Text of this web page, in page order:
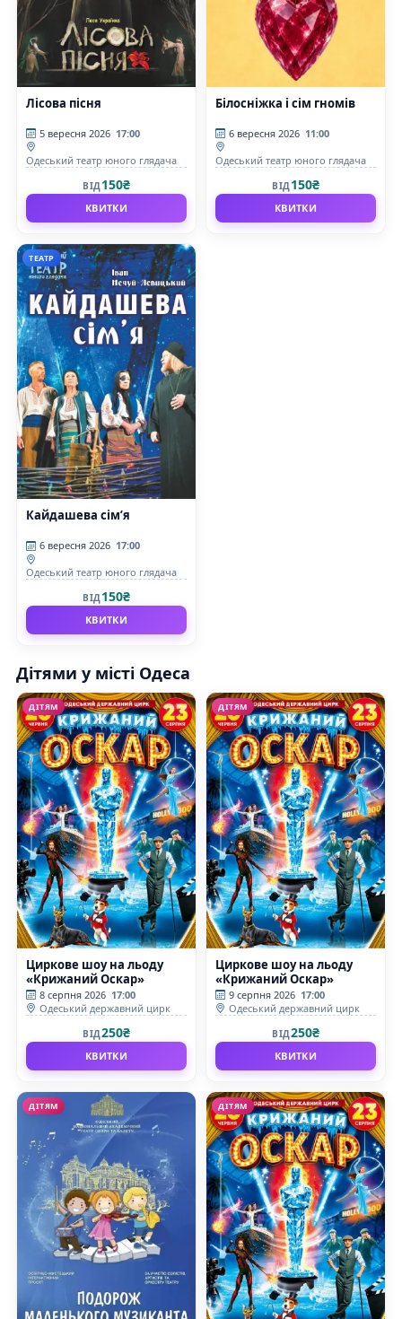
Лісова пісня
5 вересня 2026 17:00
Одеський театр юного глядача
ВІД150₴
КВИТКИ
Білосніжка і сім гномів
6 вересня 2026 11:00
Одеський театр юного глядача
ВІД150₴
КВИТКИ
ТЕАТР
Кайдашева сім’я
6 вересня 2026 17:00
Одеський театр юного глядача
ВІД150₴
КВИТКИ
Дітями у місті Одеса
ДІТЯМ
Циркове шоу на льоду
«Крижаний Оскар»
8 серпня 2026 17:00
Одеський державний цирк
ВІД250₴
КВИТКИ
ДІТЯМ
Циркове шоу на льоду
«Крижаний Оскар»
9 серпня 2026 17:00
Одеський державний цирк
ВІД250₴
КВИТКИ
ДІТЯМ ДІТЯМ